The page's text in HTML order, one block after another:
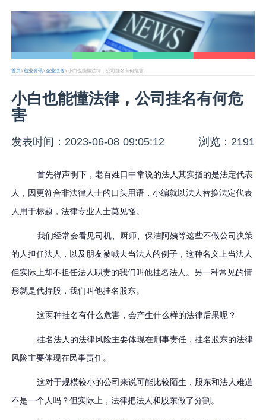
首页>创业资讯>企业法务>小白也能懂法律，公司挂名有何危害
小白也能懂法律，公司挂名有何危
害
发表时间：2023-06-08 09:05:12 浏览：2191
首先得声明下，老百姓口中常说的法人其实指的是法定代表
人，因更符合非法律人士的口头用语，小编就以法人替换法定代表
人用于标题，法律专业人士莫见怪。
我们经常会看见司机、厨师、保洁阿姨等这些不做公司决策
的人担任法人，以及朋友被喊去当法人的例子，这种名义上当法人
但实际上却不担任法人职责的我们叫他挂名法人。另一种常见的情
形就是代持股，我们叫他挂名股东。
这两种挂名有什么危害，会产生什么样的法律后果呢？
挂名法人的法律风险主要体现在刑事责任，挂名股东的法律
风险主要体现在民事责任。
这对于规模较小的公司来说可能比较陌生，股东和法人难道
不是一个人吗？但实际上，法律把法人和股东做了分割。